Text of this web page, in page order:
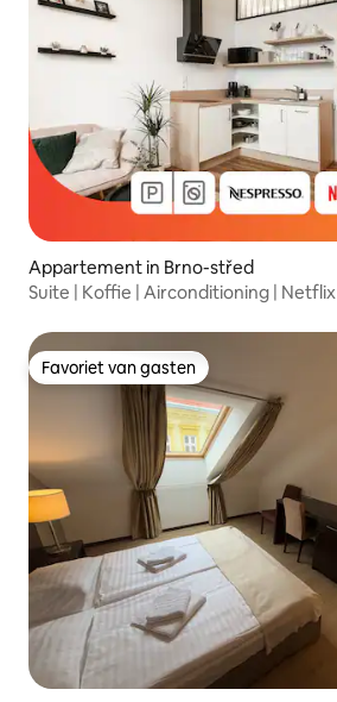
Appartement in Brno-střed
Suite | Koffie | Airconditioning | Netflix
Favoriet van gasten
Favoriet van gasten